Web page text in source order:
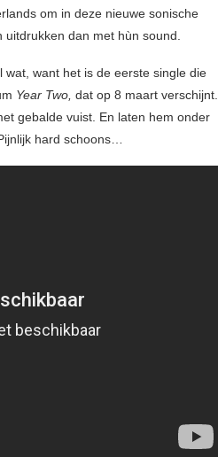
om in deze nieuwe sonische
dan met hùn sound.
wat, want het is de eerste single die
Year Two, dat op 8 maart verschijnt.
gebalde vuist. En laten hem onder
hard schoons…